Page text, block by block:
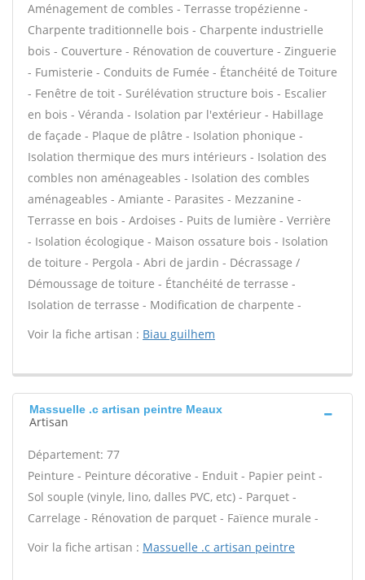
Aménagement de combles - Terrasse tropézienne -
Charpente traditionnelle bois - Charpente industrielle
bois - Couverture - Rénovation de couverture - Zinguerie
- Fumisterie - Conduits de Fumée - Étanchéité de Toiture
- Fenêtre de toit - Surélévation structure bois - Escalier
en bois - Véranda - Isolation par l'extérieur - Habillage
de façade - Plaque de plâtre - Isolation phonique -
Isolation thermique des murs intérieurs - Isolation des
combles non aménageables - Isolation des combles
aménageables - Amiante - Parasites - Mezzanine -
Terrasse en bois - Ardoises - Puits de lumière - Verrière
- Isolation écologique - Maison ossature bois - Isolation
de toiture - Pergola - Abri de jardin - Décrassage /
Démoussage de toiture - Étanchéité de terrasse -
Isolation de terrasse - Modification de charpente -
Voir la fiche artisan : Biau guilhem
Massuelle .c artisan peintre Meaux
Artisan
Département: 77
Peinture - Peinture décorative - Enduit - Papier peint -
Sol souple (vinyle, lino, dalles PVC, etc) - Parquet -
Carrelage - Rénovation de parquet - Faïence murale -
Voir la fiche artisan : Massuelle .c artisan peintre